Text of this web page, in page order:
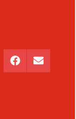
Facebook
Email